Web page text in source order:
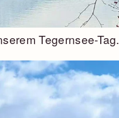
Tegernsee-Tag.